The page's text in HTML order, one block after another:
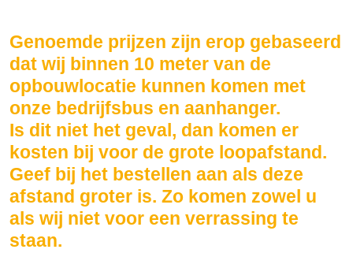
Genoemde prijzen zijn erop gebaseerd
dat wij binnen 10 meter van de
opbouwlocatie kunnen komen met
onze bedrijfsbus en aanhanger.
Is dit niet het geval, dan komen er
kosten bij voor de grote loopafstand.
Geef bij het bestellen aan als deze
afstand groter is. Zo komen zowel u
als wij niet voor een verrassing te
staan.